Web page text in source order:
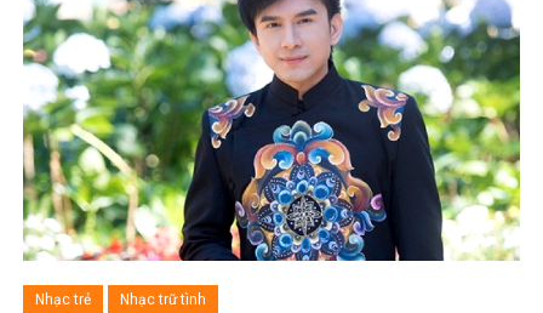
Nhạc trẻ Nhạc trữ tình
Bản hit đình đám trong chương trình Ca sĩ giấu mặt
Đan Trường